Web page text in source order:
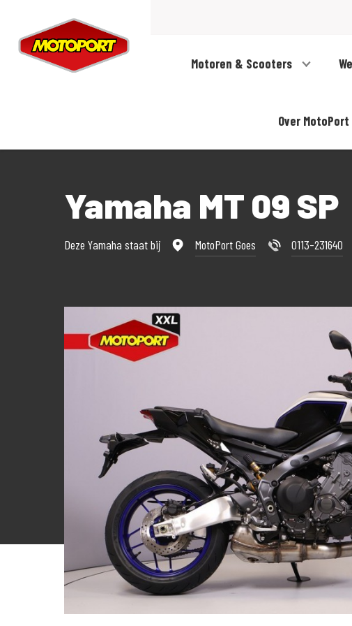
Motoren & Scooters
Over MotoPort
Yamaha MT 09 SP
Deze Yamaha staat bij MotoPort Goes 0113-231640